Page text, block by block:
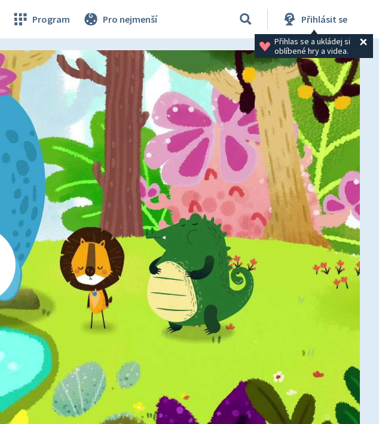
Program Pro nejmenší Přihlásit se
Přihlas se a ukládej si
oblíbené hry a videa.